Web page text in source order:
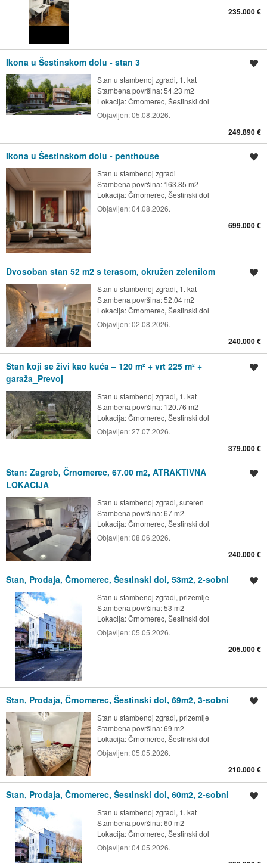
235.000 €
Ikona u Šestinskom dolu - stan 3
Stan u stambenoj zgradi, 1. kat
Stambena površina: 54.23 m2
Lokacija:Črnomerec, Šestinski dol
Objavljen:05.08.2026.
249.890 €
Ikona u Šestinskom dolu - penthouse
Stan u stambenoj zgradi
Stambena površina: 163.85 m2
Lokacija:Črnomerec, Šestinski dol
Objavljen:04.08.2026.
699.000 €
Dvosoban stan 52 m2 s terasom, okružen zelenilom
Stan u stambenoj zgradi, 1. kat
Stambena površina: 52.04 m2
Lokacija:Črnomerec, Šestinski dol
Objavljen:02.08.2026.
240.000 €
Stan koji se živi kao kuća – 120 m² + vrt 225 m² +
garaža_Prevoj
Stan u stambenoj zgradi, 1. kat
Stambena površina: 120.76 m2
Lokacija:Črnomerec, Šestinski dol
Objavljen:27.07.2026.
379.000 €
Stan: Zagreb, Črnomerec, 67.00 m2, ATRAKTIVNA
LOKACIJA
Stan u stambenoj zgradi, suteren
Stambena površina: 67 m2
Lokacija:Črnomerec, Šestinski dol
Objavljen:08.06.2026.
240.000 €
Stan, Prodaja, Črnomerec, Šestinski dol, 53m2, 2-sobni
Stan u stambenoj zgradi, prizemlje
Stambena površina: 53 m2
Lokacija:Črnomerec, Šestinski dol
Objavljen:05.05.2026.
205.000 €
Stan, Prodaja, Črnomerec, Šestinski dol, 69m2, 3-sobni
Stan u stambenoj zgradi, prizemlje
Stambena površina: 69 m2
Lokacija:Črnomerec, Šestinski dol
Objavljen:05.05.2026.
210.000 €
Stan, Prodaja, Črnomerec, Šestinski dol, 60m2, 2-sobni
Stan u stambenoj zgradi, 1. kat
Stambena površina: 60 m2
Lokacija:Črnomerec, Šestinski dol
Objavljen:04.05.2026.